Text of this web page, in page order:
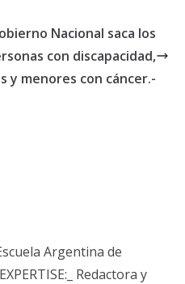
Nacional saca los
con discapacidad,
y menores con cáncer.-
Argentina de
Redactora y